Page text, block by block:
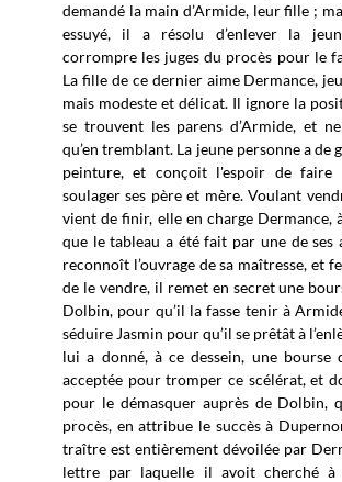
demandé la main d’Armide, leur fille ;
essuyé, il a résolu d’enlever la
corrompre les juges du procès pour le
La fille de ce dernier aime Dermance,
mais modeste et délicat. Il ignore la
se trouvent les parens d’Armide, et
qu’en tremblant. La jeune personne a de
peinture, et conçoit l'espoir de
soulager ses père et mère. Voulant
vient de finir, elle en charge Dermance,
que le tableau a été fait par une de ses
reconnoît l’ouvrage de sa maîtresse, et
de le vendre, il remet en secret une
Dolbin, pour qu’il la fasse tenir à
séduire Jasmin pour qu’il se prêtât à
lui a donné, à ce dessein, une bourse
acceptée pour tromper ce scélérat, et
pour le démasquer auprès de Dolbin,
procès, en attribue le succès à
traître est entièrement dévoilée par
lettre par laquelle il avoit cherché à